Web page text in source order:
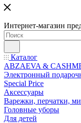
Интернет-магазин
Каталог
ABZAEVA &
Электронный
Special Price
Аксессуары
Варежки, перчатки,
Головные уборы
Для детей